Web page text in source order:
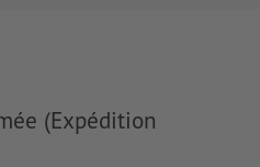
(Expédition